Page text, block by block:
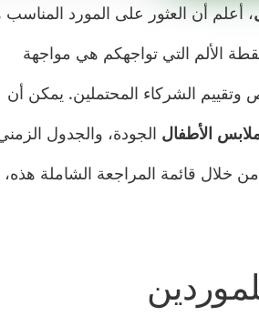
، أعلم أن العثور على المورد المناسب
الألم التي تواجهكم هي مواجهة
وتقييم الشركاء المحتملين. يمكن أن
الأطفال الجودة، والجدول
خلال قائمة المراجعة الشاملة هذه،